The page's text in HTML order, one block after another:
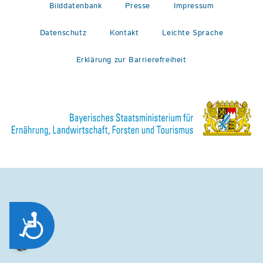
Zug&auml;nglichkeit
Bilddatenbank Presse Impressum
Datenschutz Kontakt Leichte Sprache
Erklärung zur Barrierefreiheit